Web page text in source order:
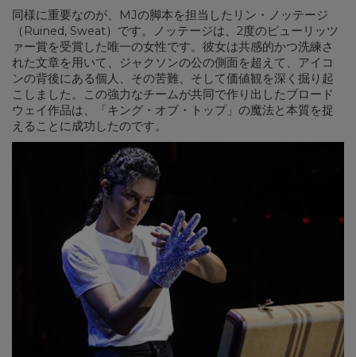
同様に重要なのが、MJの脚本を担当したリン・ノッテージ
（Ruined, Sweat）です。ノッテージは、2度のピューリッツ
ァー賞を受賞した唯一の女性です。彼女は共感的かつ洗練さ
れた文章を用いて、ジャクソンの公の側面を超えて、アイコ
ンの背後にある個人、その苦難、そして価値観を深く掘り起
こしました。この強力なチームが共同で作り出したブロード
ウェイ作品は、「キング・オブ・トップ」の魔法と本質を捉
えることに成功したのです。